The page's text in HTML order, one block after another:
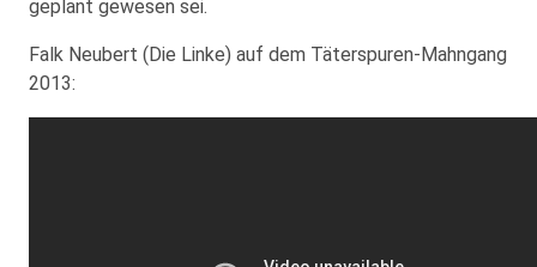
geplant gewesen sei.
Falk Neubert (Die Linke) auf dem Täterspuren-Mahngang
2013: